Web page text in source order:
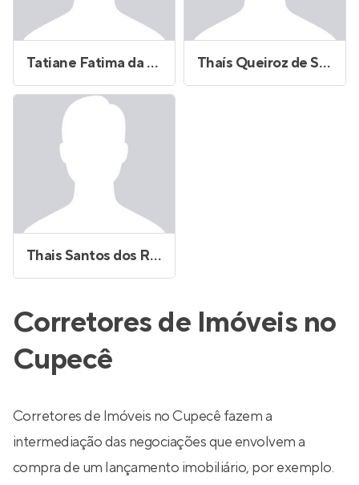
Tatiane Fatima da Silva Thaís Queiroz de Sene Faitarone
Thais Santos dos Reis
Corretores de Imóveis no
Cupecê
Corretores de Imóveis no Cupecê fazem a
intermediação das negociações que envolvem a
compra de um lançamento imobiliário, por exemplo.